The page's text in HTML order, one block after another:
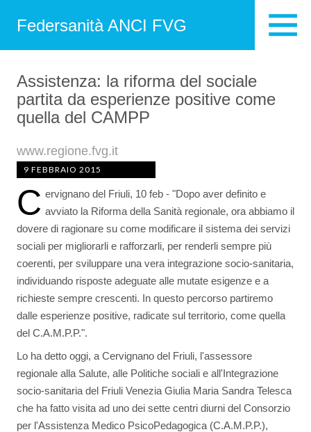
Federsanità ANCI FVG
Assistenza: la riforma del sociale
partita da esperienze positive come
quella del CAMPP
www.regione.fvg.it
9 FEBBRAIO 2015
C ervignano del Friuli, 10 feb - "Dopo aver definito e
avviato la Riforma della Sanità regionale, ora abbiamo il
dovere di ragionare su come modificare il sistema dei servizi
sociali per migliorarli e rafforzarli, per renderli sempre più
coerenti, per sviluppare una vera integrazione socio-sanitaria,
individuando risposte adeguate alle mutate esigenze e a
richieste sempre crescenti. In questo percorso partiremo
dalle esperienze positive, radicate sul territorio, come quella
del C.A.M.P.P.".
Lo ha detto oggi, a Cervignano del Friuli, l'assessore
regionale alla Salute, alle Politiche sociali e all'Integrazione
socio-sanitaria del Friuli Venezia Giulia Maria Sandra Telesca
che ha fatto visita ad uno dei sette centri diurni del Consorzio
per l'Assistenza Medico PsicoPedagogica (C.A.M.P.P.),